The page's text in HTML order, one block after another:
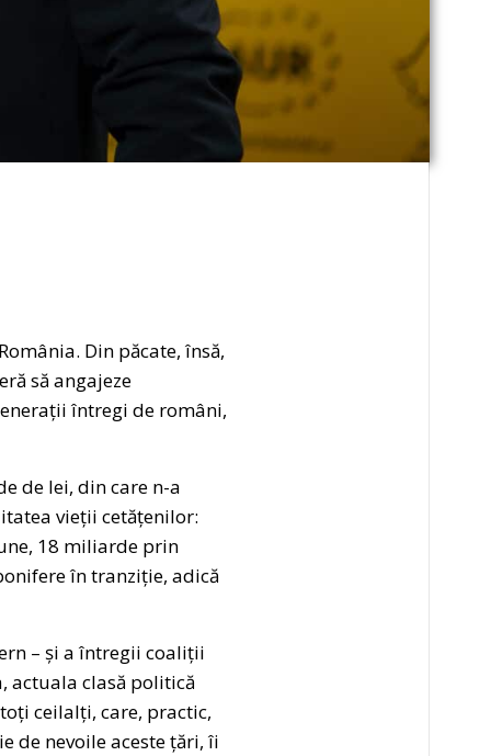
Din păcate, însă,
să angajeze
întregi de români,
de lei, din care n-a
vieții cetățenilor:
18 miliarde prin
în tranziție, adică
– și a întregii coaliții
actuala clasă politică
ceilalți, care, practic,
de nevoile aceste țări, îi